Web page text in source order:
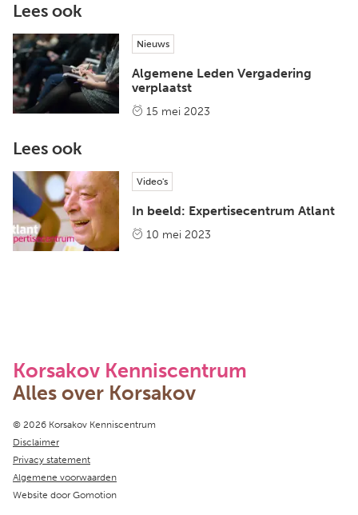
Lees ook
Nieuws
Algemene Leden Vergadering
verplaatst
15 mei 2023
Lees ook
Video's
In beeld: Expertisecentrum Atlant
10 mei 2023
Korsakov Kenniscentrum
Alles over Korsakov
Copyright navigation
© 2026 Korsakov Kenniscentrum
Disclaimer
Privacy statement
Algemene voorwaarden
Website door Gomotion